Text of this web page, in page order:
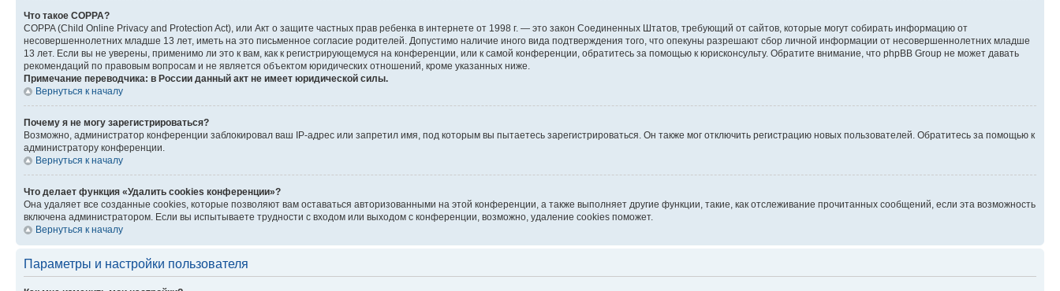
Что такое COPPA?
COPPA (Child Online Privacy and Protection Act), или Акт о защите частных прав ребенка в интернете от 1998 г. — это закон Соединенных Штатов, требующий от сайтов, которые могут собирать информацию от
несовершеннолетних младше 13 лет, иметь на это письменное согласие родителей. Допустимо наличие иного вида подтверждения того, что опекуны разрешают сбор личной информации от несовершеннолетних младше
13 лет. Если вы не уверены, применимо ли это к вам, как к регистрирующемуся на конференции, или к самой конференции, обратитесь за помощью к юрисконсульту. Обратите внимание, что phpBB Group не может давать
рекомендаций по правовым вопросам и не является объектом юридических отношений, кроме указанных ниже.
Примечание переводчика: в России данный акт не имеет юридической силы.
Вернуться к началу
Почему я не могу зарегистрироваться?
Возможно, администратор конференции заблокировал ваш IP-адрес или запретил имя, под которым вы пытаетесь зарегистрироваться. Он также мог отключить регистрацию новых пользователей. Обратитесь за помощью к
администратору конференции.
Вернуться к началу
Что делает функция «Удалить cookies конференции»?
Она удаляет все созданные cookies, которые позволяют вам оставаться авторизованными на этой конференции, а также выполняет другие функции, такие, как отслеживание прочитанных сообщений, если эта возможность
включена администратором. Если вы испытываете трудности с входом или выходом с конференции, возможно, удаление cookies поможет.
Вернуться к началу
Параметры и настройки пользователя